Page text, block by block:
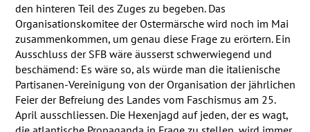
den hinteren Teil des Zuges zu begeben. Das
Organisationskomitee der Ostermärsche wird noch im Mai
zusammenkommen, um genau diese Frage zu erörtern. Ein
Ausschluss der SFBwäre äusserst schwerwiegend und
beschämend: Es wäre so, als würde man die italienische
Partisanen-Vereinigung von der Organisation der jährlichen
Feier der Befreiung des Landes vom Faschismus am 25.
April ausschliessen. Die Hexenjagd auf jeden, der es wagt,